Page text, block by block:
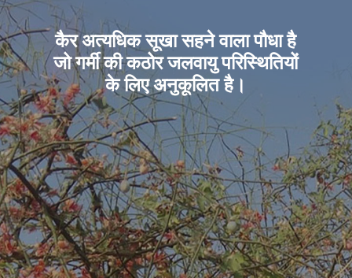
कैर अत्यधिक सूखा सहने वाला पौधा है
जो गर्मी की कठोर जलवायु परिस्थितियों
के लिए अनुकूलित है।